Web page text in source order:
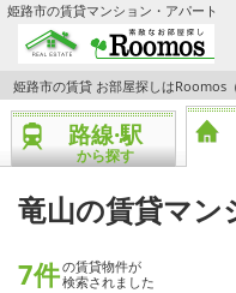
姫路市の賃貸マンション・アパート
TOPページ
ファミリー向けの部屋を
一人暮らし向けの部屋を
ペットと暮らせる部屋を
姫路市の賃貸 お部屋探しはRoomos
路線·駅
から探す
竜山の賃貸マン
7件の賃貸物件が
検索されました